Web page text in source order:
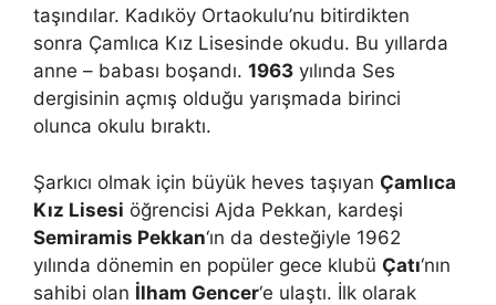
taşındılar. Kadıköy Ortaokulu’nu bitirdikten
sonra Çamlıca Kız Lisesinde okudu. Bu yıllarda
anne – babası boşandı. 1963 yılında Ses
dergisinin açmış olduğu yarışmada birinci
olunca okulu bıraktı.
Şarkıcı olmak için büyük heves taşıyan Çamlıca
Kız Lisesi öğrencisi Ajda Pekkan, kardeşi
Semiramis Pekkan‘ın da desteğiyle 1962
yılında dönemin en popüler gece klubü Çatı‘nın
sahibi olan İlham Gencer‘e ulaştı. İlk olarak